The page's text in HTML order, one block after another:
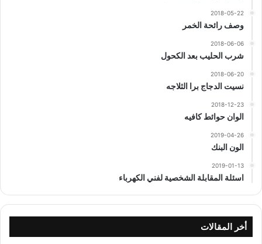
2018-05-22
وصف رائحة الخمر
2018-06-06
شرب الحليب بعد الكحول
2018-06-20
نسيت الدجاج برا الثلاجه
2018-12-23
الوان حوائط كافيه
2019-04-26
الون البنك
2019-01-13
اسئلة المقابلة الشخصية لفني الكهرباء
أخر المقالات